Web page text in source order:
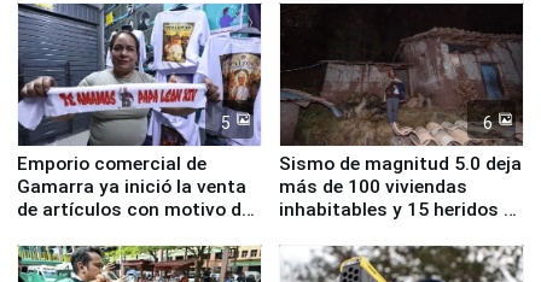
educación, salud y empleo
5
Emporio comercial de
Gamarra ya inició la venta
de artículos con motivo de
6
Sismo de magnitud 5.0 deja
más de 100 viviendas
inhabitables y 15 heridos en